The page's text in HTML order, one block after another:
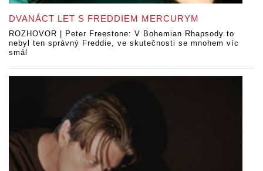
DVANÁCT LET S FREDDIEM MERCURYM
ROZHOVOR | Peter Freestone: V Bohemian Rhapsody to
nebyl ten správný Freddie, ve skutečnosti se mnohem víc
smál